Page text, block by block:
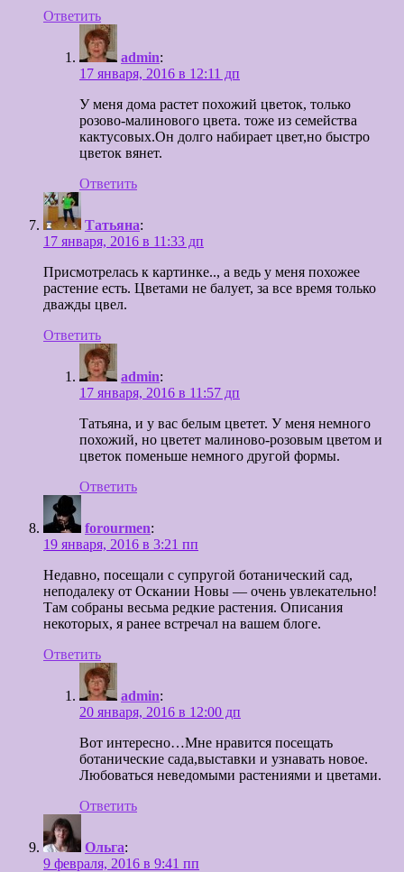
Ответить
admin:
17 января, 2016 в 12:11 дп
У меня дома растет похожий цветок, только
розово-малинового цвета. тоже из семейства
кактусовых.Он долго набирает цвет,но быстро
цветок вянет.
Ответить
Татьяна:
17 января, 2016 в 11:33 дп
Присмотрелась к картинке.., а ведь у меня похожее
растение есть. Цветами не балует, за все время только
дважды цвел.
Ответить
admin:
17 января, 2016 в 11:57 дп
Татьяна, и у вас белым цветет. У меня немного
похожий, но цветет малиново-розовым цветом и
цветок поменьше немного другой формы.
Ответить
forourmen:
19 января, 2016 в 3:21 пп
Недавно, посещали с супругой ботанический сад,
неподалеку от Оскании Новы — очень увлекательно!
Там собраны весьма редкие растения. Описания
некоторых, я ранее встречал на вашем блоге.
Ответить
admin:
20 января, 2016 в 12:00 дп
Вот интересно…Мне нравится посещать
ботанические сада,выставки и узнавать новое.
Любоваться неведомыми растениями и цветами.
Ответить
Ольга:
9 февраля, 2016 в 9:41 пп